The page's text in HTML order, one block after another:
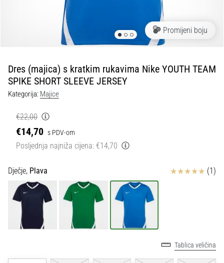
1. 7. 2025
•
1 min. čitanja
Play
for
More
Victories
Pripremi
se
ženski
EURO
2025
Promijeni boju
Dres (majica) s kratkim rukavima Nike YOUTH TEAM
SPIKE SHORT SLEEVE JERSEY
Kategorija: Majice
€22,00
€14,70 s PDV-om
Posljednja najniža cijena: €14,70
Dječje, Plava Ocjena proizvoda
(1)
Tablica veličina